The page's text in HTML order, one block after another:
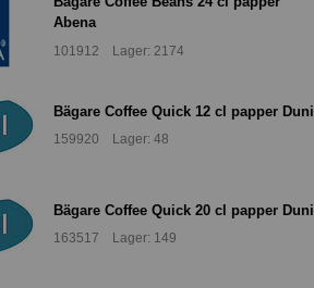
Abena
101912 Lager: 2174
Bägare Coffee Quick 12 cl papper Duni
159920 Lager: 48
Bägare Coffee Quick 20 cl papper Duni
163517 Lager: 149